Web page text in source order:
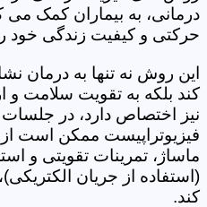
درمانی، به بیماران کمک می
حرکتی و کیفیت زندگی خود
این روش نه تنها به درمان
کند بلکه به تقویت سلامت و
نیز اختصاص دارد، در جلسات
فیزیوتراپیست ممکن است
ماساژ، تمرینات تقویتی و
(استفاده از جریان
کند.